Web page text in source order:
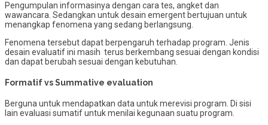
Pengumpulan informasinya dengan cara tes, angket dan
wawancara. Sedangkan untuk desain emergent bertujuan untuk
menangkap fenomena yang sedang berlangsung.
Fenomena tersebut dapat berpengaruh terhadap program. Jenis
desain evaluatif ini masih terus berkembang sesuai dengan kondisi
dan dapat berubah sesuai dengan kebutuhan.
Formatif vs Summative evaluation
Berguna untuk mendapatkan data untuk merevisi program. Di sisi
lain evaluasi sumatif untuk menilai kegunaan suatu program.